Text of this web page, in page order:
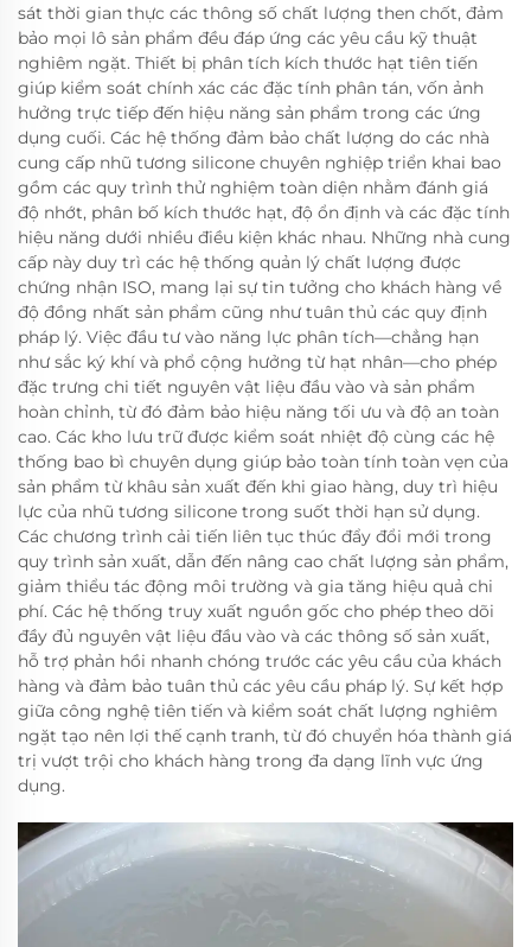
sát thời gian thực các thông số chất lượng then chốt, đảm
bảo mọi lô sản phẩm đều đáp ứng các yêu cầu kỹ thuật
nghiêm ngặt. Thiết bị phân tích kích thước hạt tiên tiến
giúp kiểm soát chính xác các đặc tính phân tán, vốn ảnh
hưởng trực tiếp đến hiệu năng sản phẩm trong các ứng
dụng cuối. Các hệ thống đảm bảo chất lượng do các nhà
cung cấp nhũ tương silicone chuyên nghiệp triển khai bao
gồm các quy trình thử nghiệm toàn diện nhằm đánh giá
độ nhớt, phân bố kích thước hạt, độ ổn định và các đặc tính
hiệu năng dưới nhiều điều kiện khác nhau. Những nhà cung
cấp này duy trì các hệ thống quản lý chất lượng được
chứng nhận ISO, mang lại sự tin tưởng cho khách hàng về
độ đồng nhất sản phẩm cũng như tuân thủ các quy định
pháp lý. Việc đầu tư vào năng lực phân tích—chẳng hạn
như sắc ký khí và phổ cộng hưởng từ hạt nhân—cho phép
đặc trưng chi tiết nguyên vật liệu đầu vào và sản phẩm
hoàn chỉnh, từ đó đảm bảo hiệu năng tối ưu và độ an toàn
cao. Các kho lưu trữ được kiểm soát nhiệt độ cùng các hệ
thống bao bì chuyên dụng giúp bảo toàn tính toàn vẹn của
sản phẩm từ khâu sản xuất đến khi giao hàng, duy trì hiệu
lực của nhũ tương silicone trong suốt thời hạn sử dụng.
Các chương trình cải tiến liên tục thúc đẩy đổi mới trong
quy trình sản xuất, dẫn đến nâng cao chất lượng sản phẩm,
giảm thiểu tác động môi trường và gia tăng hiệu quả chi
phí. Các hệ thống truy xuất nguồn gốc cho phép theo dõi
đầy đủ nguyên vật liệu đầu vào và các thông số sản xuất,
hỗ trợ phản hồi nhanh chóng trước các yêu cầu của khách
hàng và đảm bảo tuân thủ các yêu cầu pháp lý. Sự kết hợp
giữa công nghệ tiên tiến và kiểm soát chất lượng nghiêm
ngặt tạo nên lợi thế cạnh tranh, từ đó chuyển hóa thành giá
trị vượt trội cho khách hàng trong đa dạng lĩnh vực ứng
dụng.